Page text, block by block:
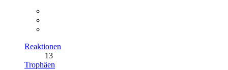
Reaktionen
13
Trophäen